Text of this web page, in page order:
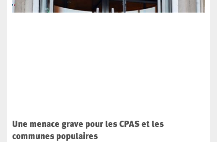
Une menace grave pour les CPAS et les
communes populaires